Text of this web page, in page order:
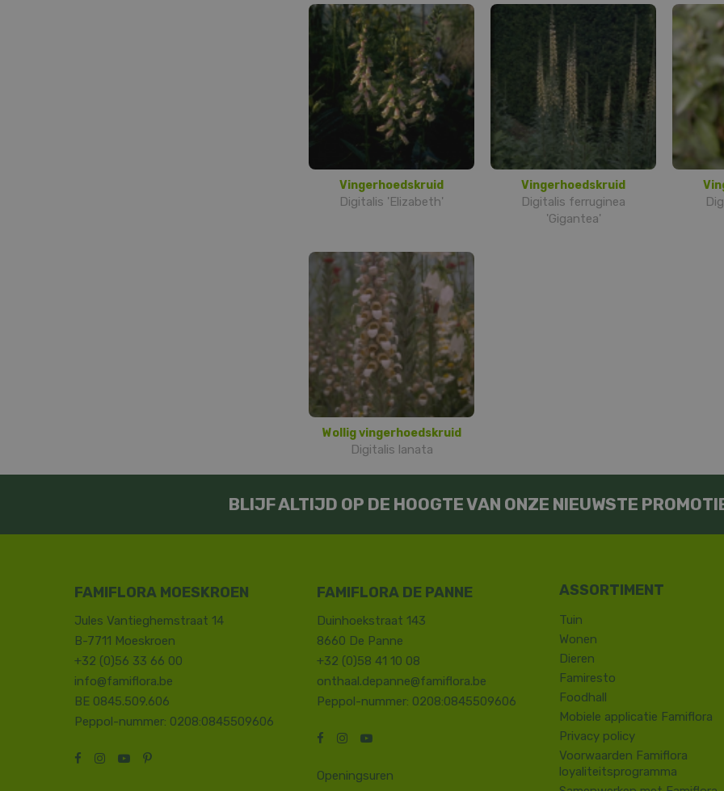
Vingerhoedskruid
Digitalis 'Elizabeth'
Vingerhoedskruid
Digitalis ferruginea
'Gigantea'
Wollig vingerhoedskruid
Digitalis lanata
BLIJF ALTIJD OP DE HOOGTE VAN ONZE NIEUWSTE
FAMIFLORA MOESKROEN
Jules Vantieghemstraat 14
B-7711 Moeskroen
+32 (0)56 33 66 00
info@famiflora.be
BE 0845.509.606
Peppol-nummer: 0208:0845509606
FAMIFLORA DE PANNE
Duinhoekstraat 143
8660 De Panne
+32 (0)58 41 10 08
onthaal.depanne@famiflora.be
Peppol-nummer: 0208:0845509606
Openingsuren
Tuin
Wonen
Dieren
Famiresto
Foodhall
Mobiele applicatie Famiflora
Privacy policy
Voorwaarden Famiflora
loyaliteitsprogramma